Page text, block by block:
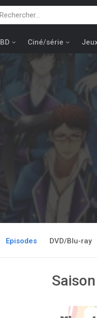
BD Ciné/série
Episodes DVD/Blu-ray